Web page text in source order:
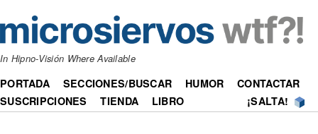
In Hipno-Visión Where Available
PORTADA SECCIONES/BUSCAR HUMOR
CONTACTAR
SUSCRIPCIONES
TIENDA LIBRO ¡SALTA!